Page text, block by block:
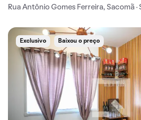
Rua Antônio Gomes Ferreira, Sacomã ·
Exclusivo Baixou o preço